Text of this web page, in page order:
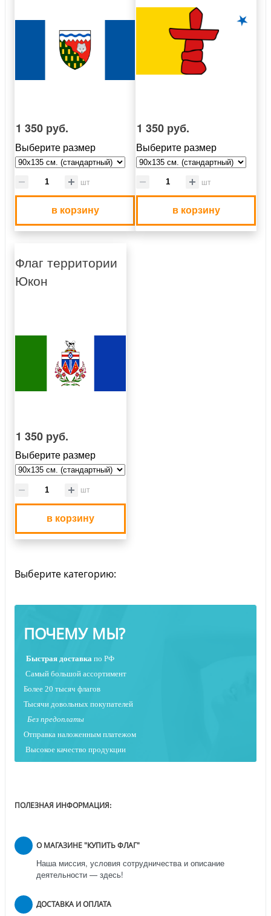
1 350 руб.
Выберите размер
шт
в корзину
1 350 руб.
Выберите размер
шт
в корзину
Флаг территории
Юкон
1 350 руб.
Выберите размер
шт
в корзину
Выберите категорию:
ПОЧЕМУ МЫ?
Быстрая доставка по РФ
Самый большой ассортимент
Более 20 тысяч флагов
Тысячи довольных покупателей
Без предоплаты
Отправка наложенным платежом
Высокое качество продукции
ПОЛЕЗНАЯ ИНФОРМАЦИЯ:
О МАГАЗИНЕ "КУПИТЬ ФЛАГ"
Наша миссия, условия сотрудничества и описание
деятельности — здесь!
ДОСТАВКА И ОПЛАТА